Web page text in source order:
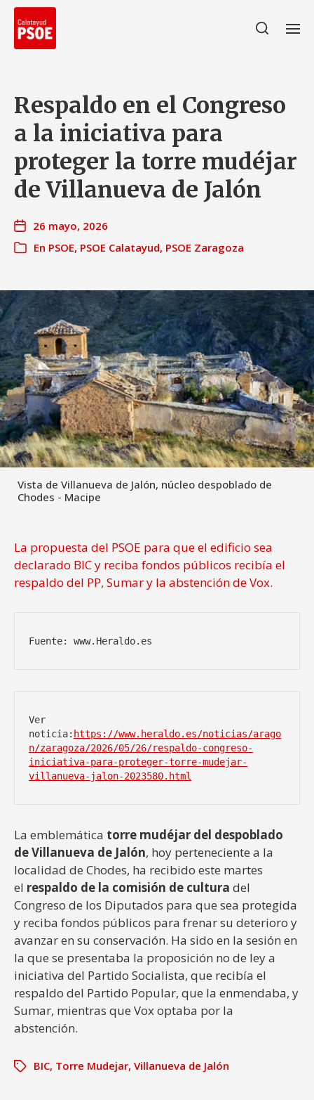
Respaldo en el Congreso
a la iniciativa para
proteger la torre mudéjar
de Villanueva de Jalón
26 mayo, 2026
En PSOE, PSOE Calatayud, PSOE Zaragoza
Vista de Villanueva de Jalón, núcleo despoblado de
Chodes - Macipe
La propuesta del PSOE para que el edificio sea
declarado BIC y reciba fondos públicos recibía el
respaldo del PP, Sumar y la abstención de Vox.
Fuente: www.Heraldo.es
Ver
noticia: https://www.heraldo.es/noticias/arago
n/zaragoza/2026/05/26/respaldo-congreso-
iniciativa-para-proteger-torre-mudejar-
villanueva-jalon-2023580.html
La emblemática torre mudéjar del despoblado
de Villanueva de Jalón, hoy perteneciente a la
localidad de Chodes, ha recibido este martes
el respaldo de la comisión de cultura del
Congreso de los Diputados para que sea protegida
y reciba fondos públicos para frenar su deterioro y
avanzar en su conservación. Ha sido en la sesión en
la que se presentaba la proposición no de ley a
iniciativa del Partido Socialista, que recibía el
respaldo del Partido Popular, que la enmendaba, y
Sumar, mientras que Vox optaba por la
abstención.
BIC, Torre Mudejar, Villanueva de Jalón